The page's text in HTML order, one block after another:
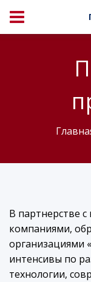
В партнерстве
компаниями,
организациями
интенсивы по
технологии,